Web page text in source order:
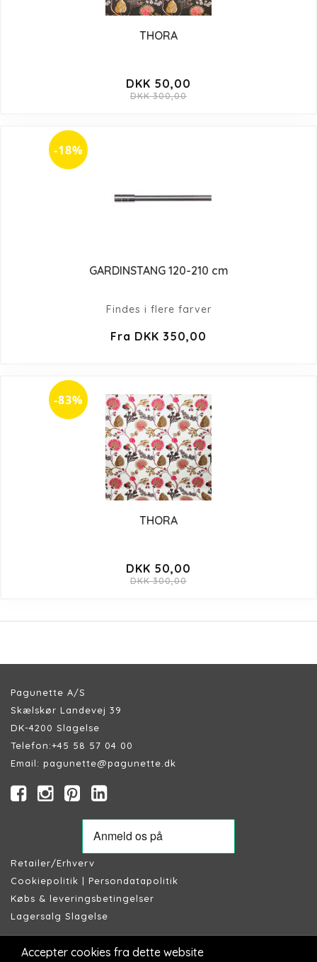
THORA
DKK 50,00
DKK 300,00
-18%
GARDINSTANG 120-210 cm
Findes i flere farver
Fra DKK 350,00
-83%
THORA
DKK 50,00
DKK 300,00
Pagunette A/S
Skælskør Landevej 39
DK-4200 Slagelse
Telefon:+45 58 57 04 00
Email: pagunette@pagunette.dk
Retailer/Erhverv
Cookiepolitik | Persondatapolitik
Købs & leveringsbetingelser
Lagersalg Slagelse
Accepter cookies fra dette website